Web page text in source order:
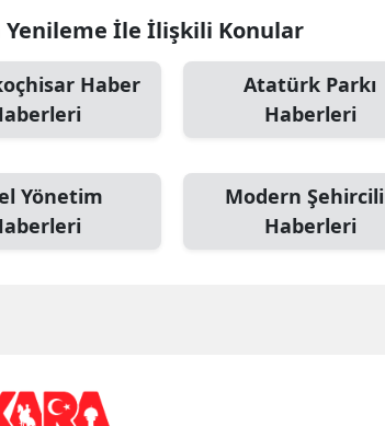
Yenileme İle İlişkili Konular
Haber
Atatürk Parkı
Haberleri
Yönetim
Modern
Haberleri